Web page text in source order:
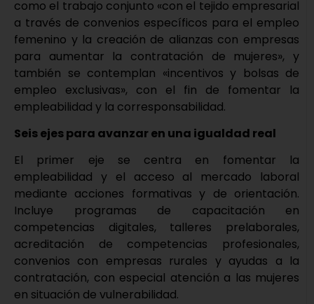
como el trabajo conjunto «con el tejido empresarial
a través de convenios específicos para el empleo
femenino y la creación de alianzas con empresas
para aumentar la contratación de mujeres», y
también se contemplan «incentivos y bolsas de
empleo exclusivas», con el fin de fomentar la
empleabilidad y la corresponsabilidad.
Seis ejes para avanzar en una igualdad real
El primer eje se centra en fomentar la
empleabilidad y el acceso al mercado laboral
mediante acciones formativas y de orientación.
Incluye programas de capacitación en
competencias digitales, talleres prelaborales,
acreditación de competencias profesionales,
convenios con empresas rurales y ayudas a la
contratación, con especial atención a las mujeres
en situación de vulnerabilidad.